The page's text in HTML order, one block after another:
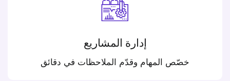
إدارة المشاريع
خصّص المهام وقدّم الملاحظات في دقائق